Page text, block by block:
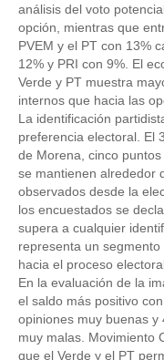
análisis del voto
opción, mientras que
PVEM y el PT con 13%
12% y PRI con 9%. El
Verde y PT muestra
internos que hacia las
La identificación
preferencia electoral. El
de Morena, cinco
se mantienen alrededor
observados desde la
los encuestados se
supera a cualquier
representa un
hacia el proceso
En la evaluación de la
el saldo más positivo
opiniones muy buenas y
muy malas. Movimiento
que el Verde y el PT